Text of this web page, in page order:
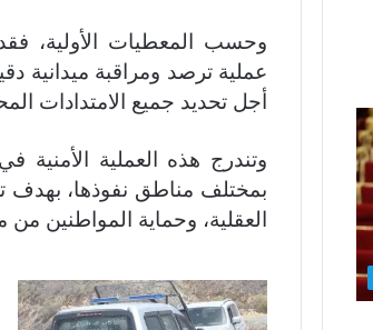
وحسب المعطيات الأولية،
عملية ترصد ومراقبة ميدانية
أجل تحديد جميع الامتدادات
وتندرج هذه العملية
بمختلف مناطق نفوذها، بهدف
العقلية، وحماية المواطنين